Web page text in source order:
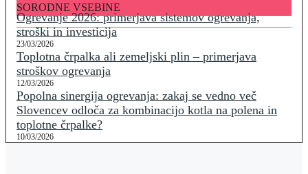
SORODNE VSEBINE
Ogrevanje 2026: primerjava sistemov ogrevanja,
stroški in investicija
23/03/2026
Toplotna črpalka ali zemeljski plin – primerjava
stroškov ogrevanja
12/03/2026
Popolna sinergija ogrevanja: zakaj se vedno več
Slovencev odloča za kombinacijo kotla na polena in
toplotne črpalke?
10/03/2026